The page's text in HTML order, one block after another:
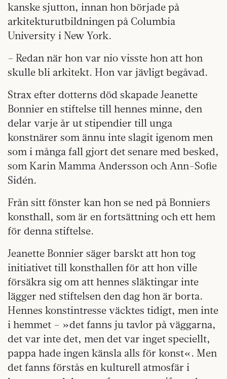
kanske sjutton, innan hon började på
arkitekturutbildningen på Columbia
University i New York.
– Redan när hon var nio visste hon att hon
skulle bli arkitekt. Hon var jävligt begåvad.
Strax efter dotterns död skapade Jeanette
Bonnier en stiftelse till hennes minne, den
delar varje år ut stipendier till unga
konstnärer som ännu inte slagit igenom men
som i många fall gjort det senare med besked,
som Karin Mamma Andersson och Ann-Sofie
Sidén.
Från sitt fönster kan hon se ned på Bonniers
konsthall, som är en fortsättning och ett hem
för denna stiftelse.
Jeanette Bonnier säger barskt att hon tog
initiativet till konsthallen för att hon ville
försäkra sig om att hennes släktingar inte
lägger ned stiftelsen den dag hon är borta.
Hennes konstintresse väcktes tidigt, men inte
i hemmet – »det fanns ju tavlor på väggarna,
det var inte det, men det var inget speciellt,
pappa hade ingen känsla alls för konst«. Men
det fanns förstås en kulturell atmosfär i